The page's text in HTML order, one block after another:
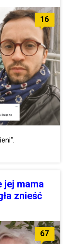
16
jej mama
znieść
67